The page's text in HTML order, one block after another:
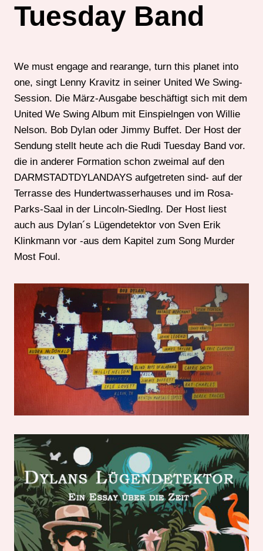
Tuesday Band
We must engage and rearange, turn this planet into
one, singt Lenny Kravitz in seiner United We Swing-
Session. Die März-Ausgabe beschäftigt sich mit dem
United We Swing Album mit Einspielngen von Willie
Nelson. Bob Dylan oder Jimmy Buffet. Der Host der
Sendung stellt heute ach die Rudi Tuesday Band vor.
die in anderer Formation schon zweimal auf den
DARMSTADTDYLANDAYS aufgetreten sind- auf der
Terrasse des Hundertwasserhauses und im Rosa-
Parks-Saal in der Lincoln-Siedlng. Der Host liest
auch aus Dylan´s Lügendetektor von Sven Erik
Klinkmann vor -aus dem Kapitel zum Song Murder
Most Foul.